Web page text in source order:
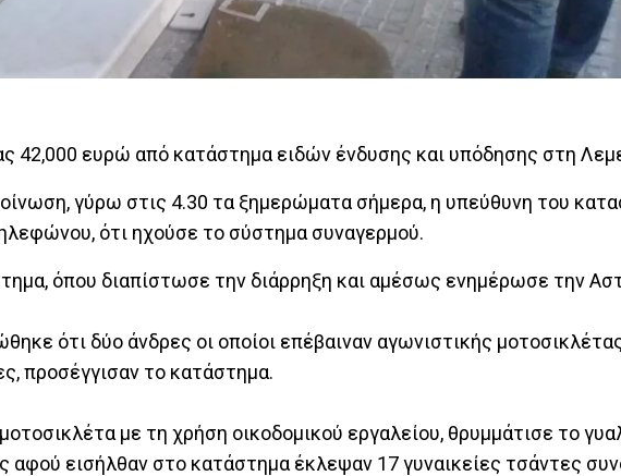
42,000 ευρώ από κατάστημα ειδών ένδυσης και υπόδησης στη
γύρω στις 4.30 τα ξημερώματα σήμερα, η υπεύθυνη του
ότι ηχούσε το σύστημα συναγερμού.
όπου διαπίστωσε την διάρρηξη και αμέσως ενημέρωσε την
ότι δύο άνδρες οι οποίοι επέβαιναν αγωνιστικής
προσέγγισαν το κατάστημα.
με τη χρήση οικοδομικού εργαλείου, θρυμμάτισε το
εισήλθαν στο κατάστημα έκλεψαν 17 γυναικείες τσάντες